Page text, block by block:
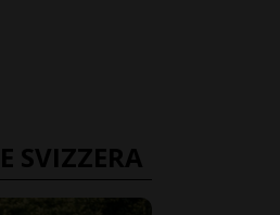
SVIZZERA